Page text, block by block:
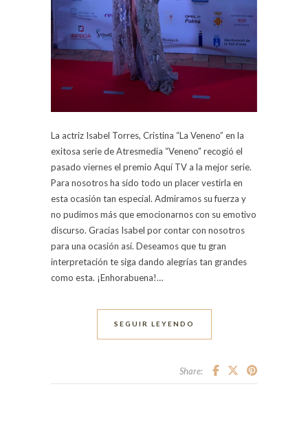
La actriz Isabel Torres, Cristina “La Veneno” en la
exitosa serie de Atresmedia “Veneno” recogió el
pasado viernes el premio Aquí TV a la mejor serie.
Para nosotros ha sido todo un placer vestirla en
esta ocasión tan especial. Admiramos su fuerza y
no pudimos más que emocionarnos con su emotivo
discurso. Gracias Isabel por contar con nosotros
para una ocasión así. Deseamos que tu gran
interpretación te siga dando alegrías tan grandes
como esta. ¡Enhorabuena!…
SEGUIR LEYENDO
Share: